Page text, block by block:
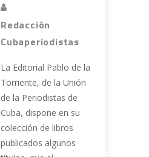
Redacción
Cubaperiodistas
La Editorial Pablo de la
Torriente, de la Unión
de la Periodistas de
Cuba, dispone en su
colección de libros
publicados algunos